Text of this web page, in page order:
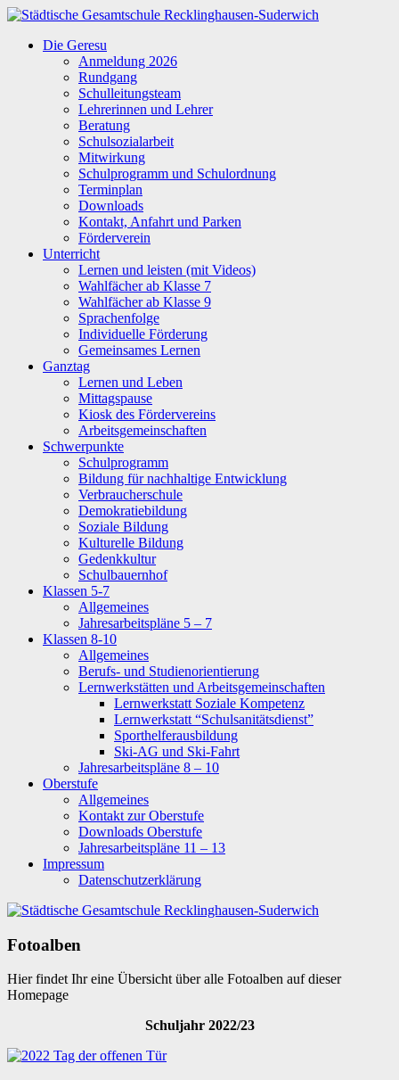
Zum
springen
Städtische
Gesamtschule
Recklinghausen-
Suderwich
Die Geresu
Anmeldung 2026
Rundgang
Schulleitungsteam
Lehrerinnen und Lehrer
Beratung
Schulsozialarbeit
Mitwirkung
Schulprogramm und Schulordnung
Terminplan
Downloads
Kontakt, Anfahrt und Parken
Förderverein
Unterricht
Lernen und leisten (mit Videos)
Wahlfächer ab Klasse 7
Wahlfächer ab Klasse 9
Sprachenfolge
Individuelle Förderung
Gemeinsames Lernen
Ganztag
Lernen und Leben
Mittagspause
Kiosk des Fördervereins
Arbeitsgemeinschaften
Schwerpunkte
Schulprogramm
Bildung für nachhaltige Entwicklung
Verbraucherschule
Demokratiebildung
Soziale Bildung
Kulturelle Bildung
Gedenkkultur
Schulbauernhof
Klassen 5-7
Allgemeines
Jahresarbeitspläne 5 – 7
Klassen 8-10
Allgemeines
Berufs- und Studienorientierung
Lernwerkstätten und Arbeitsgemeinschaften
Lernwerkstatt Soziale Kompetenz
Lernwerkstatt “Schulsanitätsdienst”
Sporthelferausbildung
Ski-AG und Ski-Fahrt
Jahresarbeitspläne 8 – 10
Oberstufe
Allgemeines
Kontakt zur Oberstufe
Downloads Oberstufe
Jahresarbeitspläne 11 – 13
Impressum
Datenschutzerklärung
Fotoalben
Hier findet Ihr eine Übersicht über alle Fotoalben auf dieser
Homepage
Schuljahr 2022/23